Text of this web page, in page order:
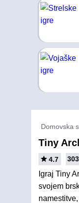
Domovska
Tiny
4.7 303
Igraj Tiny
svojem